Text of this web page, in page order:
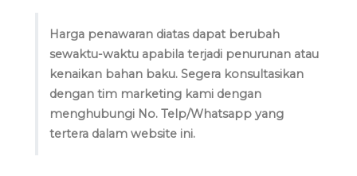
Harga penawaran diatas dapat berubah
sewaktu-waktu apabila terjadi penurunan atau
kenaikan bahan baku. Segera konsultasikan
dengan tim marketing kami dengan
menghubungi No. Telp/Whatsapp yang
tertera dalam website ini.